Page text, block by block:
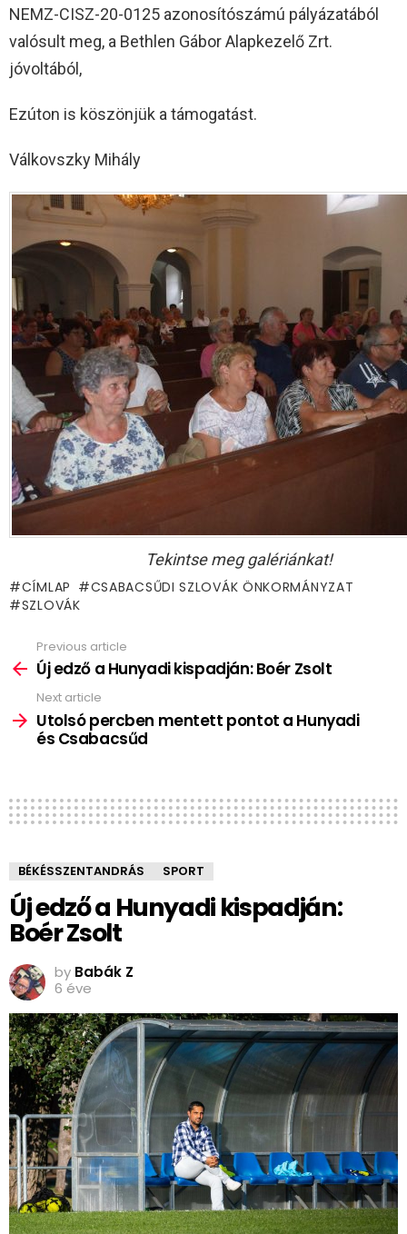
NEMZ-CISZ-20-0125 azonosítószámú pályázatából
valósult meg, a Bethlen Gábor Alapkezelő Zrt.
jóvoltából,
Ezúton is köszönjük a támogatást.
Válkovszky Mihály
Tekintse meg galériánkat!
CÍMLAP
CSABACSŰDI SZLOVÁK ÖNKORMÁNYZAT
SZLOVÁK
more
Previous article
Új edző a Hunyadi kispadján: Boér Zsolt
Next article
Utolsó percben mentett pontot a Hunyadi
és Csabacsűd
BÉKÉSSZENTANDRÁS SPORT
Új edző a Hunyadi kispadján:
Boér Zsolt
by Babák Z
6 éve